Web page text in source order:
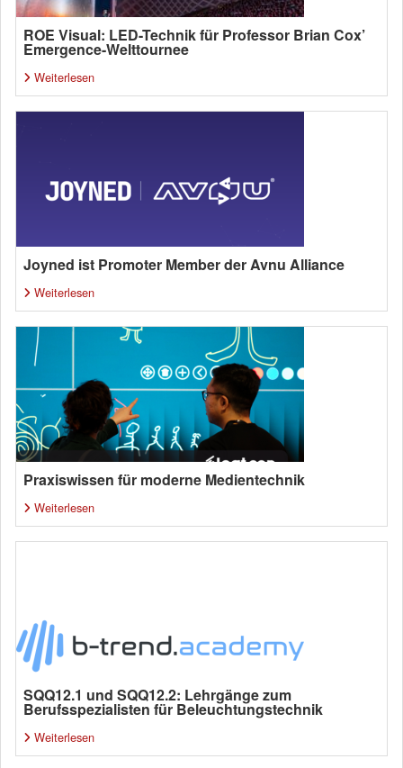
ROE Visual: LED-Technik für Professor Brian Cox’
Emergence-Welttournee
Weiterlesen
Joyned ist Promoter Member der Avnu Alliance
Weiterlesen
Praxiswissen für moderne Medientechnik
Weiterlesen
SQQ12.1 und SQQ12.2: Lehrgänge zum
Berufsspezialisten für Beleuchtungstechnik
Weiterlesen